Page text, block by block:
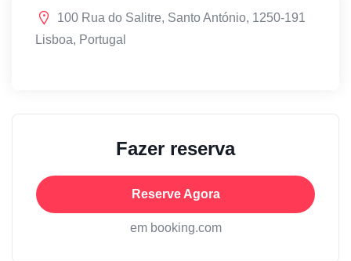
100 Rua do Salitre, Santo António, 1250-191
Lisboa, Portugal
Fazer reserva
Reserve Agora
em booking.com